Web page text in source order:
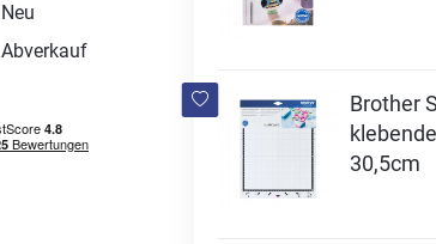
Brother
30,5cm
Neu
Abverkauf